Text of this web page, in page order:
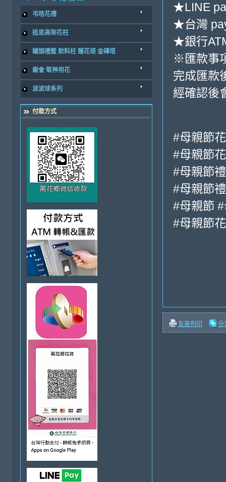
弔唁花禮
追思高架花柱
罐頭禮籃 飲料柱 蓮花塔 金磚塔
廟會 敬神用花
波波球系列
付款方式
★LINE
★台灣
★銀行
※匯款事
完成匯款
經確認後
#母親節
#母親節
#母親節
#母親節
#母親節
#母親節
友善列印 分